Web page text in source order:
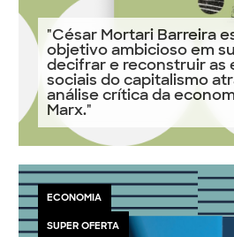
"César Mortari Barreira
objetivo ambicioso em
decifrar e reconstruir as
sociais do capitalismo
análise crítica da
Marx."
ECONOMIA
SUPER OFERTA